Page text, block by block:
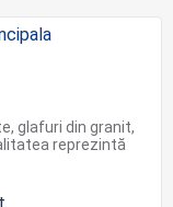
glafuri din granit,
reprezintă